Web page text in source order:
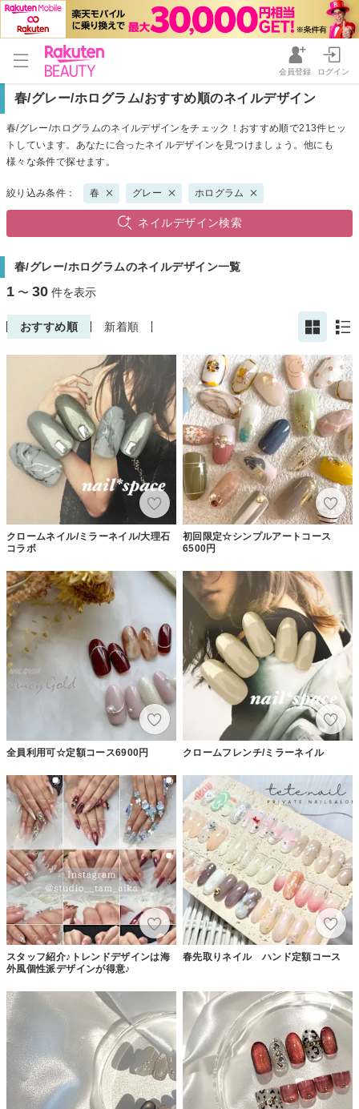
会員登録 ログイン
春/グレー/ホログラム/おすすめ順のネイルデザイン
春/グレー/ホログラムのネイルデザインをチェック！おすすめ順で213件ヒッ
トしています。あなたに合ったネイルデザインを見つけましょう。他にも
様々な条件で探せます。
絞り込み条件： 春 グレー ホログラム
ネイルデザイン検索
春/グレー/ホログラムのネイルデザイン一覧
1 〜 30 件を表示
おすすめ順 新着順
クロームネイル/ミラーネイル/大理石
コラボ
初回限定☆シンプルアートコース
6500円
全員利用可☆定額コース6900円 クロームフレンチ/ミラーネイル
スタッフ紹介♪トレンドデザインは海
外風個性派デザインが得意♪
春先取りネイル ハンド定額コース